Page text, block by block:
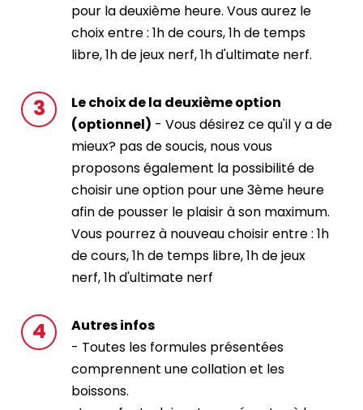
pour la deuxième heure. Vous aurez le
choix entre : 1h de cours, 1h de temps
libre, 1h de jeux nerf, 1h d'ultimate nerf.
Le choix de la deuxième option
(optionnel) - Vous désirez ce qu'il y a de
mieux? pas de soucis, nous vous
proposons également la possibilité de
choisir une option pour une 3ème heure
afin de pousser le plaisir à son maximum.
Vous pourrez à nouveau choisir entre : 1h
de cours, 1h de temps libre, 1h de jeux
nerf, 1h d'ultimate nerf
Autres infos
- Toutes les formules présentées
comprennent une collation et les
boissons.